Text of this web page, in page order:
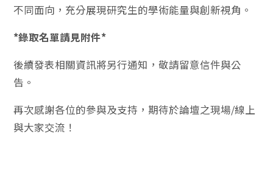
不同面向，充分展現研究生的學術能量與創新視角。
*錄取名單請見附件*
後續發表相關資訊將另行通知，敬請留意信件與公
告。
再次感謝各位的參與及支持，期待於論壇之現場/線上
與大家交流！